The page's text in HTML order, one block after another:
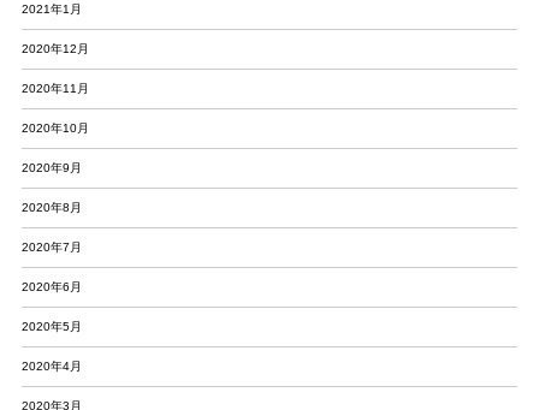
2021年1月
2020年12月
2020年11月
2020年10月
2020年9月
2020年8月
2020年7月
2020年6月
2020年5月
2020年4月
2020年3月